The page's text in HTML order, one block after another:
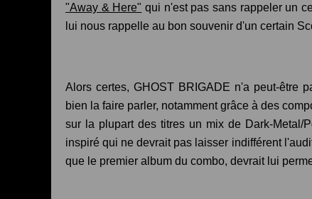
"Away & Here" qui n'est pas sans rappeler un
lui nous rappelle au bon souvenir d'un certain
Alors certes, GHOST BRIGADE n'a peut-être
bien la faire parler, notamment grâce à des
sur la plupart des titres un mix de Dark-Metal/
inspiré qui ne devrait pas laisser indifférent
que le premier album du combo, devrait lui